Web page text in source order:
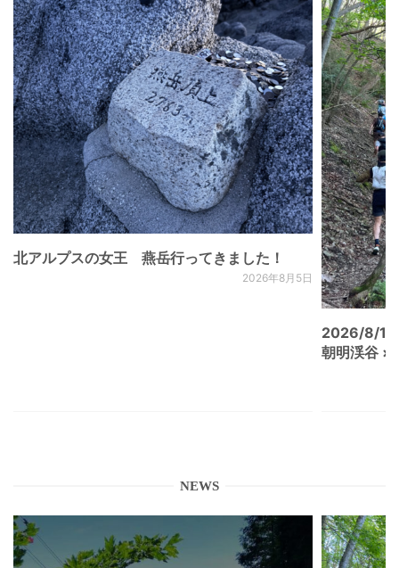
北アルプスの女王 燕岳行ってきました！
2026年8月5日
2026/8/
朝明渓谷 ×
NEWS